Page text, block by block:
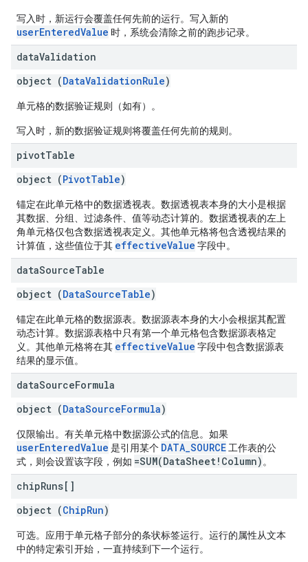
写入时，新运行会覆盖任何先前的运行。写入新的
userEnteredValue 时，系统会清除之前的跑步记录。
dataValidation
object (DataValidationRule)
单元格的数据验证规则（如有）。
写入时，新的数据验证规则将覆盖任何先前的规则。
pivotTable
object (PivotTable)
锚定在此单元格中的数据透视表。数据透视表本身的大小是根据
其数据、分组、过滤条件、值等动态计算的。数据透视表的左上
角单元格仅包含数据透视表定义。其他单元格将包含透视结果的
计算值，这些值位于其 effectiveValue 字段中。
dataSourceTable
object (DataSourceTable)
锚定在此单元格的数据源表。数据源表本身的大小会根据其配置
动态计算。数据源表格中只有第一个单元格包含数据源表格定
义。其他单元格将在其 effectiveValue 字段中包含数据源表
结果的显示值。
dataSourceFormula
object (DataSourceFormula)
仅限输出。有关单元格中数据源公式的信息。如果
userEnteredValue 是引用某个 DATA_SOURCE 工作表的公
式，则会设置该字段，例如 =SUM(DataSheet!Column) 。
chipRuns[]
object (ChipRun)
可选。应用于单元格子部分的条状标签运行。运行的属性从文本
中的特定索引开始，一直持续到下一个运行。